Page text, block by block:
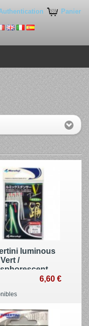
Panier
luminous
/
6,60 €